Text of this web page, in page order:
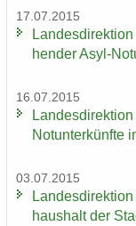
17.07.2015
hen­der Asyl-​
16.07.2015
Notunter­künfte
03.07.2015
haus­halt der